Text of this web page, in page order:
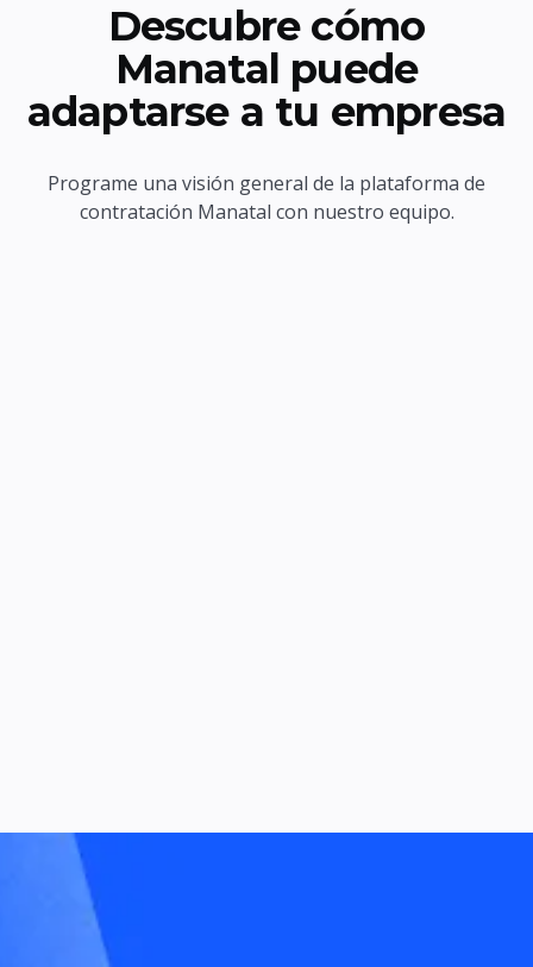
Descubre cómo
Manatal puede
adaptarse a tu empresa
Programe una visión general de la plataforma de
contratación Manatal con nuestro equipo.